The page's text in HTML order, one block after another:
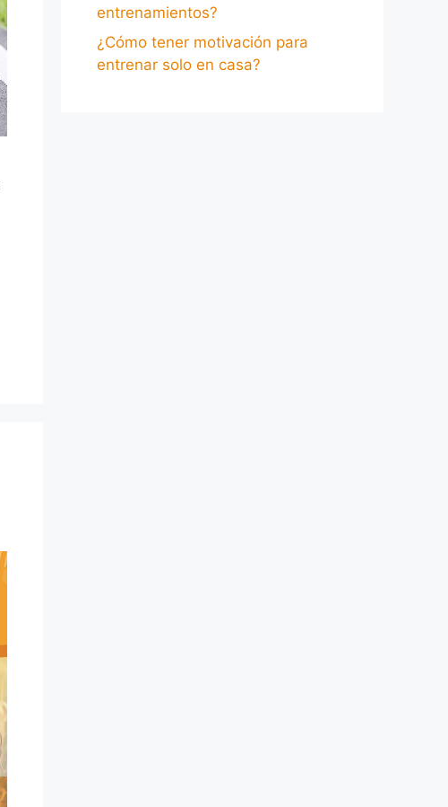
entrenamientos?
¿Cómo tener motivación para
entrenar solo en casa?